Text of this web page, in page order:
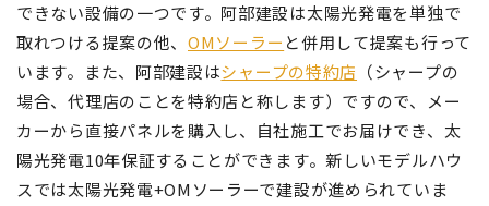
できない設備の一つです。阿部建設は太陽光発電を単独で
取れつける提案の他、 OMソーラー と併用して提案も行って
います。また、阿部建設はシャープの特約店 （シャープの
場合、代理店のことを特約店と称します）ですので、メー
カーから直接パネルを購入し、自社施工でお届けでき、太
陽光発電10年保証することができます。新しいモデルハウ
スでは太陽光発電+OMソーラーで建設が進められていま